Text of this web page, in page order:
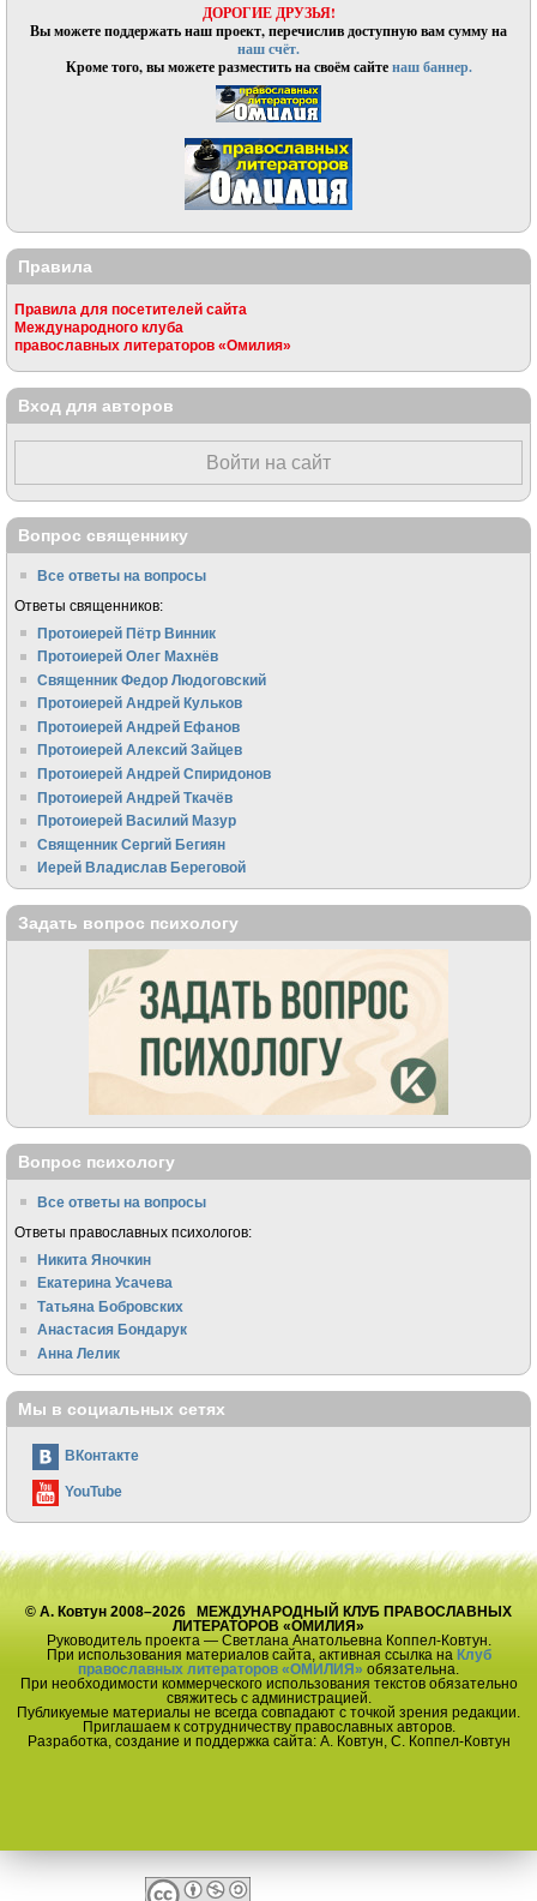
ДОРОГИЕ ДРУЗЬЯ!
Вы можете поддержать наш проект, перечислив доступную вам сумму на
наш счёт.
Кроме того, вы можете разместить на своём сайтенаш баннер.
Правила
Правила для посетителей сайта
Международного клуба
православных литераторов «Омилия»
Вход для авторов
Войти на сайт
Вопрос священнику
Все ответы на вопросы
Ответы священников:
Протоиерей Пётр Винник
Протоиерей Олег Махнёв
Священник Федор Людоговский
Протоиерей Андрей Кульков
Протоиерей Андрей Ефанов
Протоиерей Алексий Зайцев
Протоиерей Андрей Спиридонов
Протоиерей Андрей Ткачёв
Протоиерей Василий Мазур
Священник Сергий Бегиян
Иерей Владислав Береговой
Задать вопрос психологу
Вопрос психологу
Все ответы на вопросы
Ответы православных психологов:
Никита Яночкин
Екатерина Усачева
Татьяна Бобровских
Анастасия Бондарук
Анна Лелик
Мы в социальных сетях
ВКонтакте
YouTube
© А. Ковтун 2008–2026 МЕЖДУНАРОДНЫЙ КЛУБ ПРАВОСЛАВНЫХ
ЛИТЕРАТОРОВ «ОМИЛИЯ»
Руководитель проекта — Светлана Анатольевна Коппел-Ковтун.
При использования материалов сайта, активная ссылка на Клуб
православных литераторов «ОМИЛИЯ» обязательна.
При необходимости коммерческого использования текстов обязательно
свяжитесь с администрацией.
Публикуемые материалы не всегда совпадают с точкой зрения редакции.
Приглашаем к сотрудничеству православных авторов.
Разработка, создание и поддержка сайта: А. Ковтун, С. Коппел-Ковтун